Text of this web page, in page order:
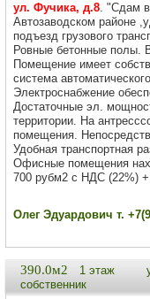
ул. Фучика, д.8. "Сдам
Автозаводском районе
подъезд грузового
Ровные бетонные полы.
Помещение имеет
система
Электроснабжение
Достаточные эл.
территории. На
помещения.
Удобная транспортная
Офисные помещения
700 рубм2 с НДС (22%)
Олег Эдуардович т.
390.0м2 1 этаж
собственник